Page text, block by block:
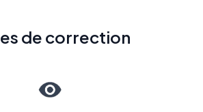
de correction